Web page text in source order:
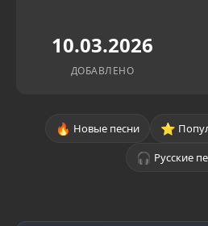
10.03.2026
ДОБАВЛЕНО
🔥 Новые песни ⭐
🎧 Русские